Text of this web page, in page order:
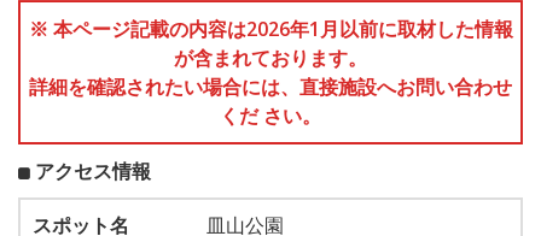
※ 本ページ記載の内容は2026年1月以前に取材した情報
が含まれております。
詳細を確認されたい場合には、直接施設へお問い合わせ
くだ さい。
アクセス情報
スポット名
皿山公園